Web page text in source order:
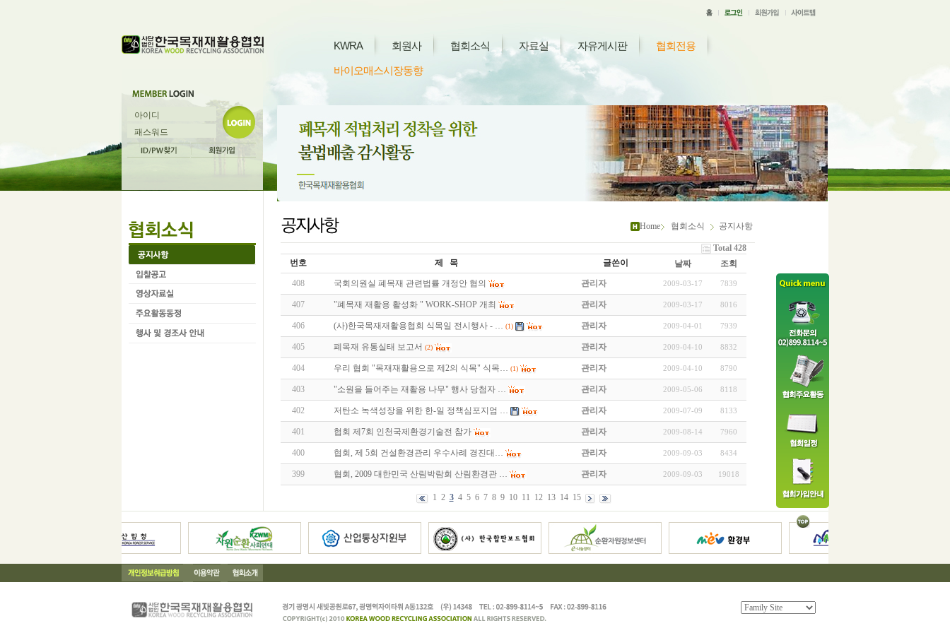
KWRA 회원사 협회소식 자료실 자유게시판 협회전용
바이오매스시장동향
Home 협회소식 공지사항
Total 428
번호
제 목 글쓴이 날짜
조회
408
국회의원실 폐목재 관련법률 개정안 협의 관리자 2009-03-17 7839
407 "폐목재 재활용 활성화 " WORK-SHOP 개최 관리자 2009-03-17 8016
406 (사)한국목재재활용협회 식목일 전시행사 - … (1) 관리자 2009-04-01 7939
405 폐목재 유통실태 보고서 (2) 관리자 2009-04-10 8832
404 우리 협회 "목재재활용으로 제2의 식목" 식목… (1) 관리자 2009-04-10 8790
403 "소원을 들어주는 재활용 나무" 행사 당첨자 … 관리자 2009-05-06 8118
402 저탄소 녹색성장을 위한 한-일 정책심포지엄 … 관리자 2009-07-09 8133
401 협회 제7회 인천국제환경기술전 참가 관리자 2009-08-14 7960
400 협회, 제 5회 건설환경관리 우수사례 경진대… 관리자 2009-09-03 8434
399 협회, 2009 대한민국 산림박람회 산림환경관 … 관리자 2009-09-03 19018
1 2 3 4 5 6 7 8 9 10 11 12 13 14 15